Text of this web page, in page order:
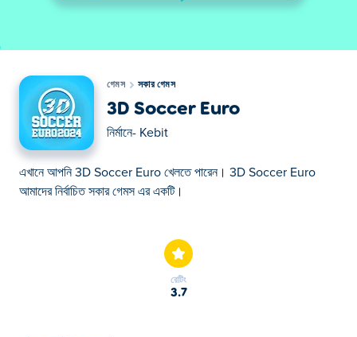
গেমস সকার গেমস
3D Soccer Euro
নির্মানে- Kebit
এখানে আপনি 3D Soccer Euro খেলতে পারেন। 3D Soccer Euro
আমাদের নির্বাচিত সকার গেমস এর একটি।
রেটিং
3.7